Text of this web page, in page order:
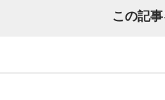
寅の日は、古くから金運や旅立
この記